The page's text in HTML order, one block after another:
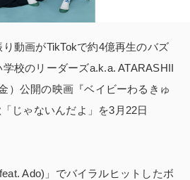
り動画がTikTokで約4億再生のバズ
校のリーダーズa.k.a. ATARASHII
）公開の映画『ベイビーわるきゅ
じゃないんだよ」を3月22日
Ado)」でバイラルヒットしたボ